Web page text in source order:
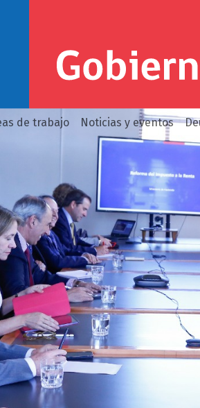
de trabajo Noticias y eventos